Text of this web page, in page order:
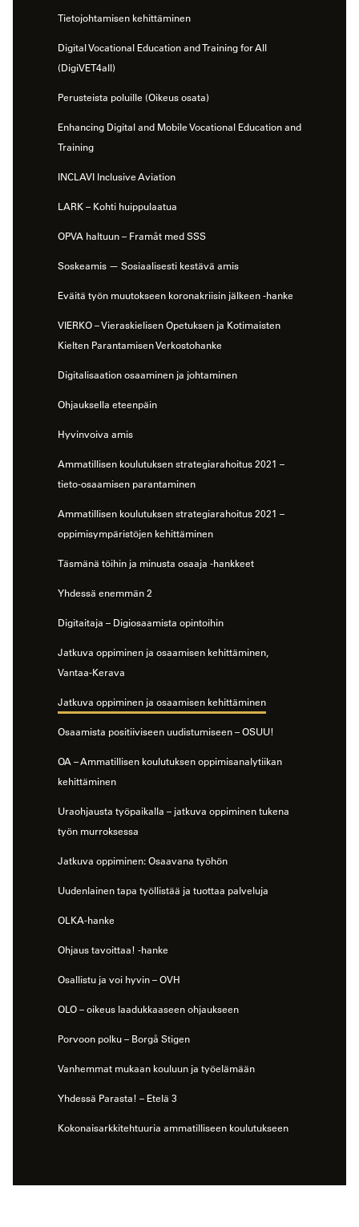
Tietojohtamisen kehittäminen
Digital Vocational Education and Training for All
(DigiVET4all)
Perusteista poluille (Oikeus osata)
Enhancing Digital and Mobile Vocational Education and
Training
INCLAVI Inclusive Aviation
LARK – Kohti huippulaatua
OPVA haltuun – Framåt med SSS
Soskeamis — Sosiaalisesti kestävä amis
Eväitä työn muutokseen koronakriisin jälkeen -hanke
VIERKO – Vieraskielisen Opetuksen ja Kotimaisten
Kielten Parantamisen Verkostohanke
Digitalisaation osaaminen ja johtaminen
Ohjauksella eteenpäin
Hyvinvoiva amis
Ammatillisen koulutuksen strategiarahoitus 2021 –
tieto-osaamisen parantaminen
Ammatillisen koulutuksen strategiarahoitus 2021 –
oppimisympäristöjen kehittäminen
Täsmänä töihin ja minusta osaaja -hankkeet
Yhdessä enemmän 2
Digitaitaja – Digiosaamista opintoihin
Jatkuva oppiminen ja osaamisen kehittäminen,
Vantaa-Kerava
Jatkuva oppiminen ja osaamisen kehittäminen
Osaamista positiiviseen uudistumiseen – OSUU!
OA – Ammatillisen koulutuksen oppimisanalytiikan
kehittäminen
Uraohjausta työpaikalla – jatkuva oppiminen tukena
työn murroksessa
Jatkuva oppiminen: Osaavana työhön
Uudenlainen tapa työllistää ja tuottaa palveluja
OLKA-hanke
Ohjaus tavoittaa! -hanke
Osallistu ja voi hyvin – OVH
OLO – oikeus laadukkaaseen ohjaukseen
Porvoon polku – Borgå Stigen
Vanhemmat mukaan kouluun ja työelämään
Yhdessä Parasta! – Etelä 3
Kokonaisarkkitehtuuria ammatilliseen koulutukseen